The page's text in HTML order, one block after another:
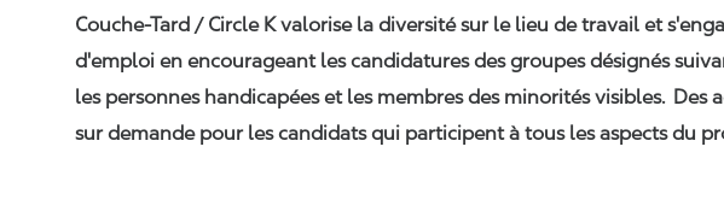
Couche-Tard / Circle K valorise la diversité sur le lieu de travail et
d'emploi en encourageant les candidatures des groupes désignés
les personnes handicapées et les membres des minorités visibles.
sur demande pour les candidats qui participent à tous les aspects du